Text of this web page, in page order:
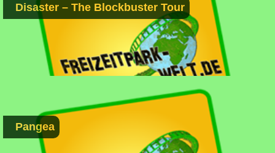
Disaster – The Blockbuster Tour
Pangea